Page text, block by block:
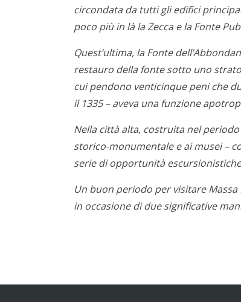
circondata da tutti gli edifici
poco più in là la Zecca e la Fonte
Quest’ultima, la Fonte
restauro della fonte sotto uno
cui pendono venticinque peni che
il 1335 – aveva una funzione
Nella città alta, costruita nel
storico-monumentale e ai musei –
serie di opportunità
Un buon periodo per visitare
in occasione di due significative